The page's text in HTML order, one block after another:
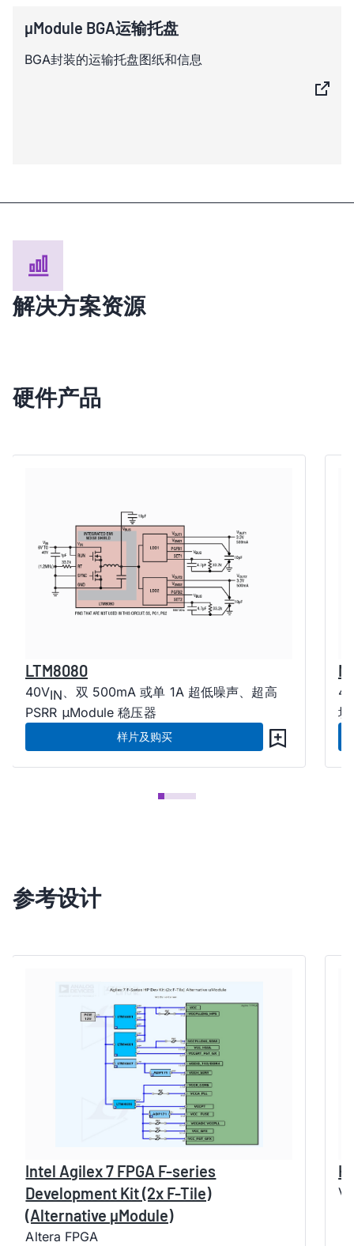
µModule BGA运输托盘
BGA封装的运输托盘图纸和信息
解决方案资源
硬件产品
LTM8080
40VIN 、双 500mA 或单 1A 超低噪声、超高
PSRR μModule 稳压器
样片及购买
块
参考设计
Intel Agilex 7 FPGA F-series
Development Kit (2x F-Tile)
(Alternative µModule)
Altera FPGA